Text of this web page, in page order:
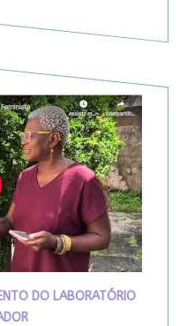
DO LABORATÓRIO